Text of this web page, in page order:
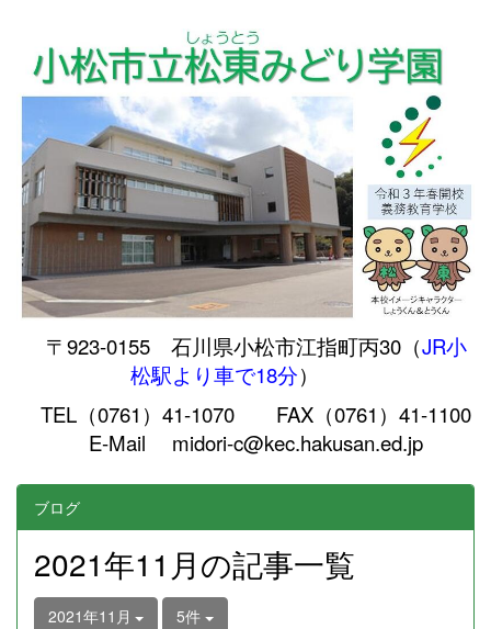
〒923-0155 石川県小松市江指町丙30（JR小
松駅より車で18分）
TEL（0761）41-1070 FAX（0761）41-1100
E-Mail midori-c@kec.hakusan.ed.jp
ブログ
2021年11月の記事一覧
2021年11月 5件